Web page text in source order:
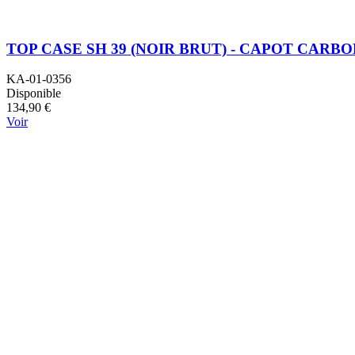
TOP CASE SH 39 (NOIR BRUT) - CAPOT
KA-01-0356
Disponible
134,90 €
Voir